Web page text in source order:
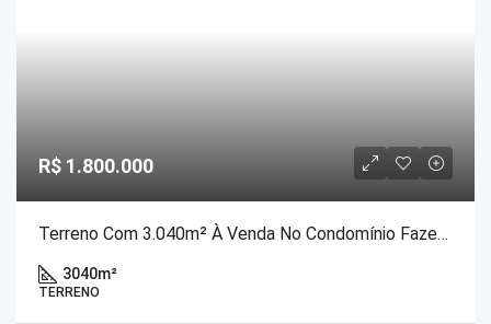
R$ 1.800.000
Terreno Com 3.040m² À Venda No Condomínio Fazenda Marambaia, Correas, Petrópolis/RJ
3040m²
TERRENO